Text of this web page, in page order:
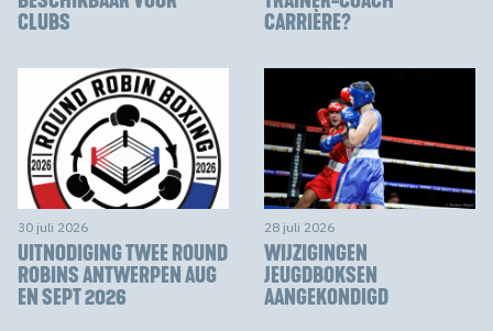
CLUBS
CARRIÈRE?
30 juli 2026
UITNODIGING TWEE ROUND
ROBINS ANTWERPEN AUG
EN SEPT 2026
28 juli 2026
WIJZIGINGEN
JEUGDBOKSEN
AANGEKONDIGD